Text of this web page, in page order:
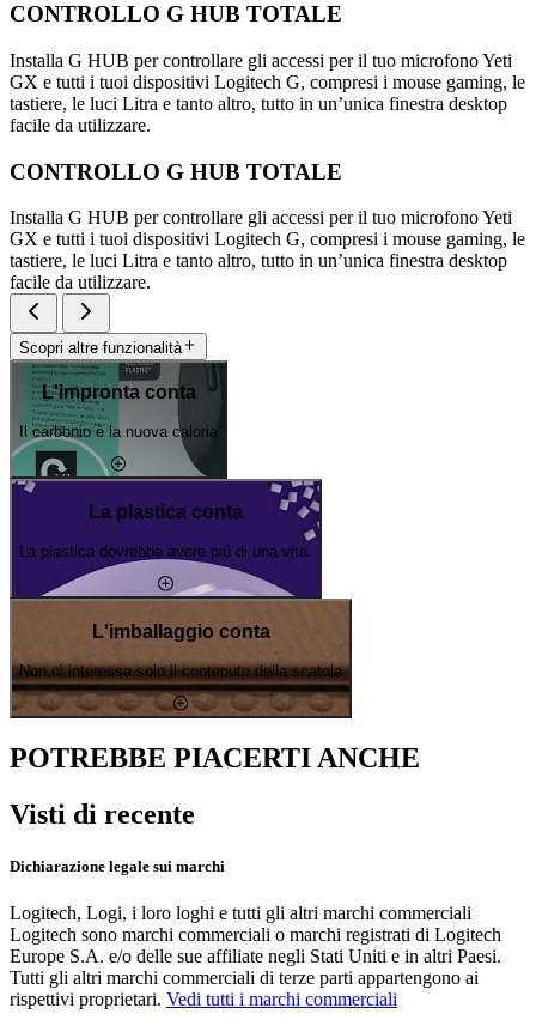
CONTROLLO G HUB TOTALE
Installa G HUB per controllare gli accessi per il tuo microfono Yeti
GX e tutti i tuoi dispositivi Logitech G, compresi i mouse gaming, le
tastiere, le luci Litra e tanto altro, tutto in un’unica finestra desktop
facile da utilizzare.
CONTROLLO G HUB TOTALE
Installa G HUB per controllare gli accessi per il tuo microfono Yeti
GX e tutti i tuoi dispositivi Logitech G, compresi i mouse gaming, le
tastiere, le luci Litra e tanto altro, tutto in un’unica finestra desktop
facile da utilizzare.
Scopri altre funzionalità
L'impronta conta
Il carbonio è la nuova caloria
La plastica conta
La plastica dovrebbe avere più di una vita.
L'imballaggio conta
Non ci interessa solo il contenuto della scatola
POTREBBE PIACERTI ANCHE
Visti di recente
Dichiarazione legale sui marchi
Logitech, Logi, i loro loghi e tutti gli altri marchi commerciali
Logitech sono marchi commerciali o marchi registrati di Logitech
Europe S.A. e/o delle sue affiliate negli Stati Uniti e in altri Paesi.
Tutti gli altri marchi commerciali di terze parti appartengono ai
rispettivi proprietari. Vedi tutti i marchi commerciali